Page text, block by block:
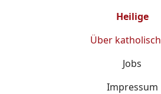
Heilige
Über
Jobs
Impressum